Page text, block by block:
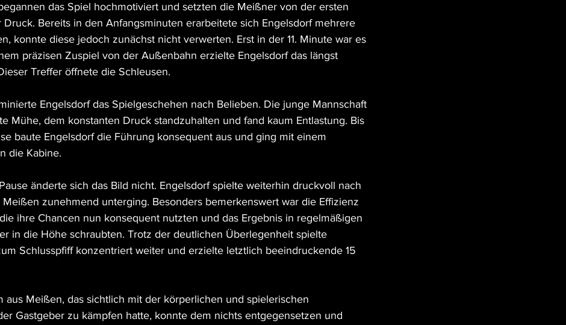
das Spiel hochmotiviert und setzten die Meißner von der ersten
Druck. Bereits in den Anfangsminuten erarbeitete sich Engelsdorf mehrere
konnte diese jedoch zunächst nicht verwerten. Erst in der 11. Minute war es
präzisen Zuspiel von der Außenbahn erzielte Engelsdorf das längst
Treffer öffnete die Schleusen.
Engelsdorf das Spielgeschehen nach Belieben. Die junge Mannschaft
Mühe, dem konstanten Druck standzuhalten und fand kaum Entlastung. Bis
baute Engelsdorf die Führung konsequent aus und ging mit einem
die Kabine.
änderte sich das Bild nicht. Engelsdorf spielte weiterhin druckvoll nach
zunehmend unterging. Besonders bemerkenswert war die Effizienz
ihre Chancen nun konsequent nutzten und das Ergebnis in regelmäßigen
in die Höhe schraubten. Trotz der deutlichen Überlegenheit spielte
Schlusspfiff konzentriert weiter und erzielte letztlich beeindruckende 15
aus Meißen, das sichtlich mit der körperlichen und spielerischen
Gastgeber zu kämpfen hatte, konnte dem nichts entgegensetzen und